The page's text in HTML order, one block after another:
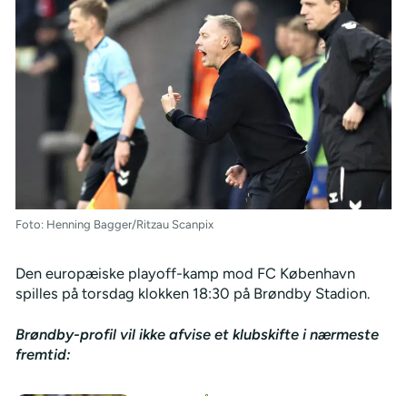
Foto: Henning Bagger/Ritzau Scanpix
Den europæiske playoff-kamp mod FC København
spilles på torsdag klokken 18:30 på Brøndby Stadion.
Brøndby-profil vil ikke afvise et klubskifte i nærmeste
fremtid: